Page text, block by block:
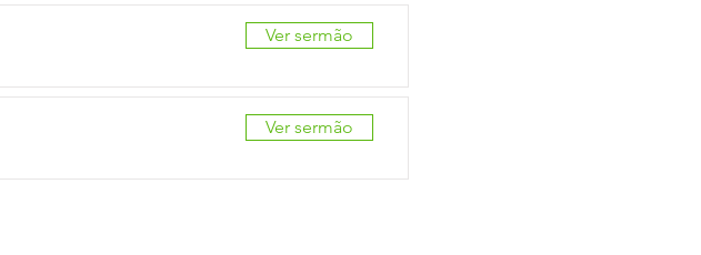
Ver sermão
Ver sermão